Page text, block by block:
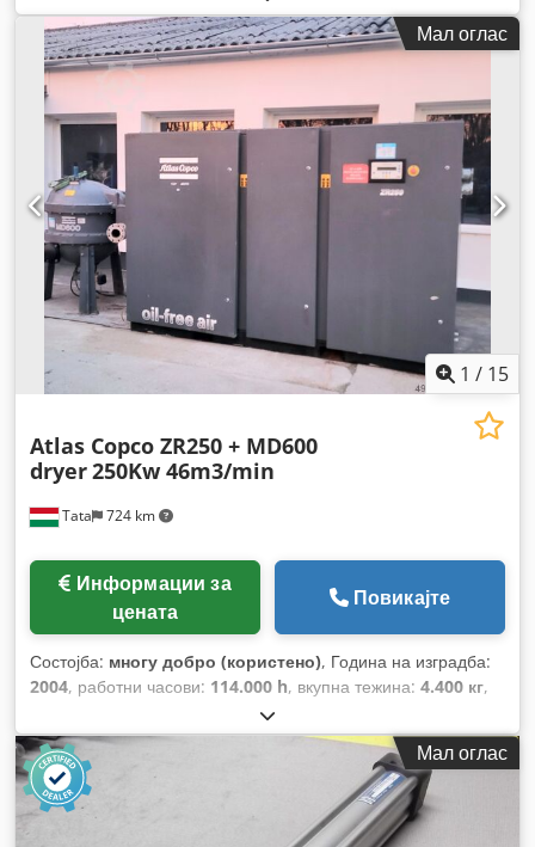
Мал оглас
1 / 15
Tata 724 km
Atlas Copco ZR250 + MD600
dryer250Kw 46m3/min
цената
Повикајте
Состојба: многу добро (користено), Година на изградба:
2004, работни часови: 114.000 h, вкупна тежина: 4.400 кг,
250 kW (339,91 коњски сили)
2,802 m³/ч, работен притисок:10 греда,
Мал оглас